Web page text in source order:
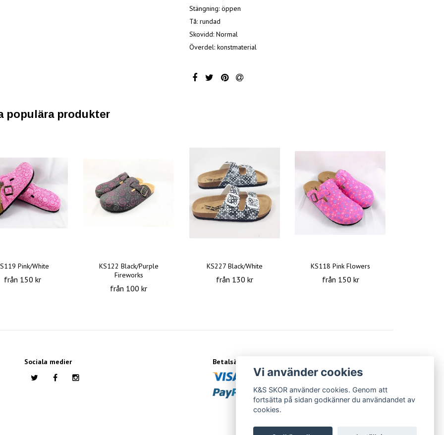
Stängning: öppen
Tå: rundad
Skovidd: Normal
Överdel: konstmaterial
populära produkter
Pink/White
från 150 kr
KS122 Black/Purple
Fireworks
från 100 kr
KS227 Black/White
från 130 kr
KS118 Pink Flowers
från 150 kr
Sociala medier Betalsätt
Vi använder cookies
K&S SKOR använder cookies. Genom att
fortsätta på sidan godkänner du användandet av
cookies.